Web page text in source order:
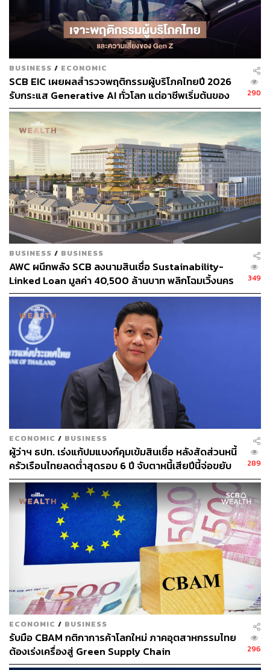
BUSINESS / ECONOMIC
SCB EIC เผยผลสำรวจพฤติกรรมผู้บริโภคไทยปี 2026
รับกระแส Generative AI ทั่วโลก แต่อาชีพเริ่มต้นของ
Gen Z เผชิญความเสี่ยงความมั่นคง
290
BUSINESS / BUSINESS
AWC ผนึกพลัง SCB ลงนามสินเชื่อ Sustainability-
Linked Loan มูลค่า 40,500 ล้านบาท พลิกโฉมเวิ้งนคร
เกษมสู่มิกซ์ยูสระดับโลก
349
ECONOMIC / BUSINESS
ผู้ว่าฯ ธปท. เร่งแก้ปมแบงก์คุมเข้มสินเชื่อ หลังสัดส่วนหนี้
ครัวเรือนไทยลดต่ำสุดรอบ 6 ปี จับตาหนี้เสียปีนี้จ่อขยับ
ขึ้น
289
ECONOMIC / BUSINESS
รับมือ CBAM กติกาการค้าโลกใหม่ ภาคอุตสาหกรรมไทย
ต้องเร่งเครื่องสู่ Green Supply Chain
296